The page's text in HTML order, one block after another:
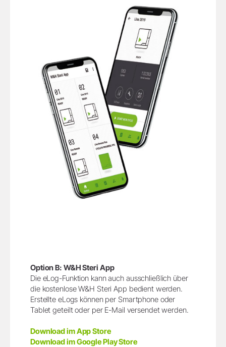
Option B: W&H Steri App
Die eLog-Funktion kann auch ausschließlich über
die kostenlose W&H Steri App bedient werden.
Erstellte eLogs können per Smartphone oder
Tablet geteilt oder per E-Mail versendet werden.
Download im App Store
Download im Google Play Store